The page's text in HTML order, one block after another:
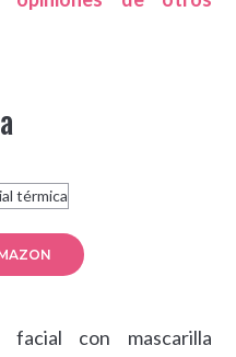
facial con mascarilla